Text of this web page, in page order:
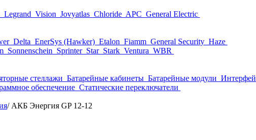
Legrand Vision Jovyatlas Chloride APC General Electric
Delta EnerSys (Hawker) Etalon Fiamm General Security Haze
Sonnenschein Sprinter Star Stark Ventura WBR
стеллажи Батарейные кабинеты Батарейные модули
обеспечение Статические переключатели
/ АКБ Энергия GP 12-12